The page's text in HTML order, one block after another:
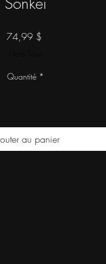
74,99 $
Quantité *
au panier